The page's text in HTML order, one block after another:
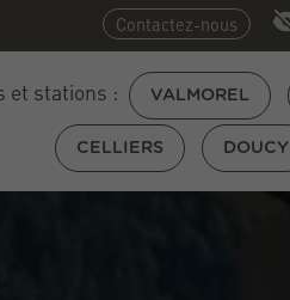
Contactez-nous
et stations : VALMOREL
CELLIERS DOUCY